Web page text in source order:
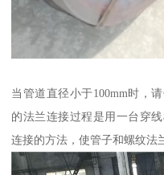
当管道直径小于100mm时，
的法兰连接过程是用一台穿
连接的方法，使管子和螺纹法